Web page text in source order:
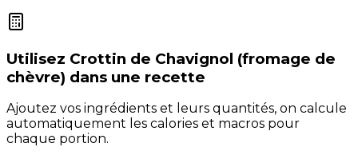
Utilisez Crottin de Chavignol (fromage de
chèvre) dans une recette
Ajoutez vos ingrédients et leurs quantités, on calcule
automatiquement les calories et macros pour
chaque portion.